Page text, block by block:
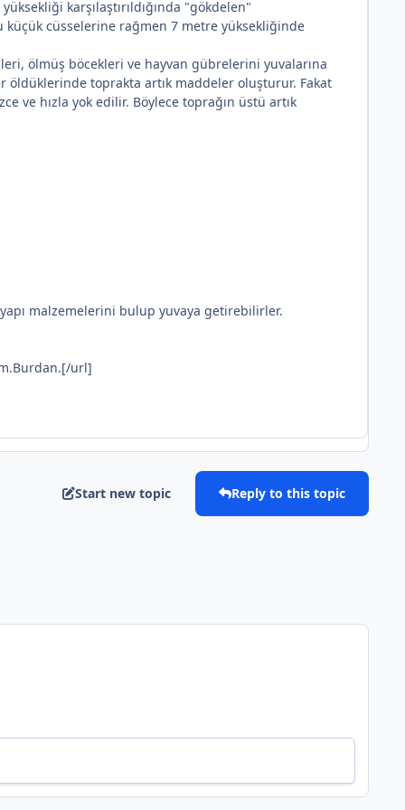
karşılaştırıldığında "gökdelen"
küçük cüsselerine rağmen 7 metre yüksekliğinde
ölmüş böcekleri ve hayvan gübrelerini yuvalarına
öldüklerinde toprakta artık maddeler oluşturur. Fakat
ve hızla yok edilir. Böylece toprağın üstü artık
malzemelerini bulup yuvaya getirebilirler.
url]
Start new topic Reply to this topic